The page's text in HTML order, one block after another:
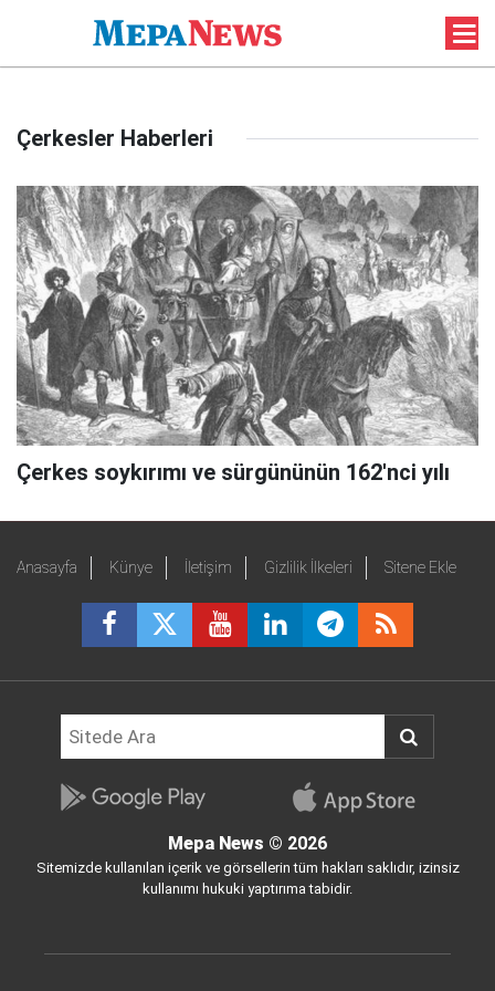
Çerkesler Haberleri
Çerkes soykırımı ve sürgününün 162'nci yılı
Anasayfa Künye İletişim Gizlilik İlkeleri Sitene Ekle
Mepa News © 2026
Sitemizde kullanılan içerik ve görsellerin tüm hakları saklıdır, izinsiz
kullanımı hukuki yaptırıma tabidir.